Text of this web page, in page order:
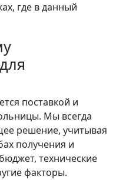
где в данный
поставкой и
Мы всегда
решение, учитывая
получения и
технические
факторы.